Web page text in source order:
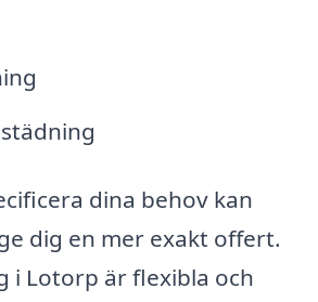
dina behov kan
dig en mer exakt offert.
i Lotorp är flexibla och